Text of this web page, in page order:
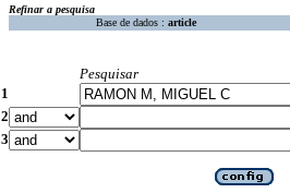
Refinar a pesquisa
Base de dados : article
Pesquisar
1
2
3